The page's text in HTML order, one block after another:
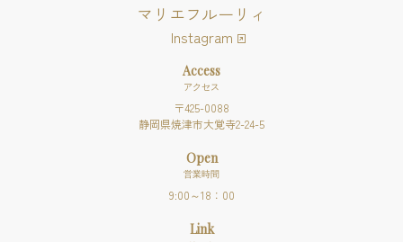
マリエフルーリィ
Instagram
Access
アクセス
〒425-0088
静岡県焼津市大覚寺2-24-5
Open
営業時間
9:00～18：00
Link